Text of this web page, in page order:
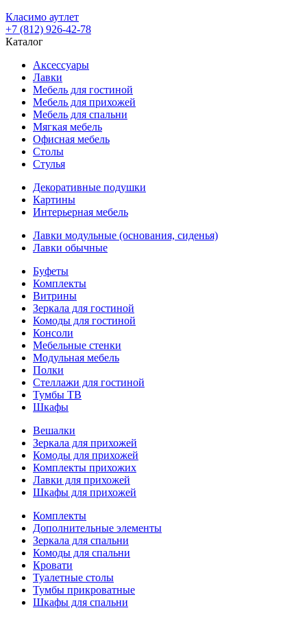
Класимо аутлет
+7 (812) 926-42-78
Каталог
Аксессуары
Лавки
Мебель для гостиной
Мебель для прихожей
Мебель для спальни
Мягкая мебель
Офисная мебель
Столы
Стулья
Декоративные подушки
Картины
Интерьерная мебель
Лавки модульные (основания, сиденья)
Лавки обычные
Буфеты
Комплекты
Витрины
Зеркала для гостиной
Комоды для гостиной
Консоли
Мебельные стенки
Модульная мебель
Полки
Стеллажи для гостиной
Тумбы ТВ
Шкафы
Вешалки
Зеркала для прихожей
Комоды для прихожей
Комплекты прихожих
Лавки для прихожей
Шкафы для прихожей
Комплекты
Дополнительные элементы
Зеркала для спальни
Комоды для спальни
Кровати
Туалетные столы
Тумбы прикроватные
Шкафы для спальни